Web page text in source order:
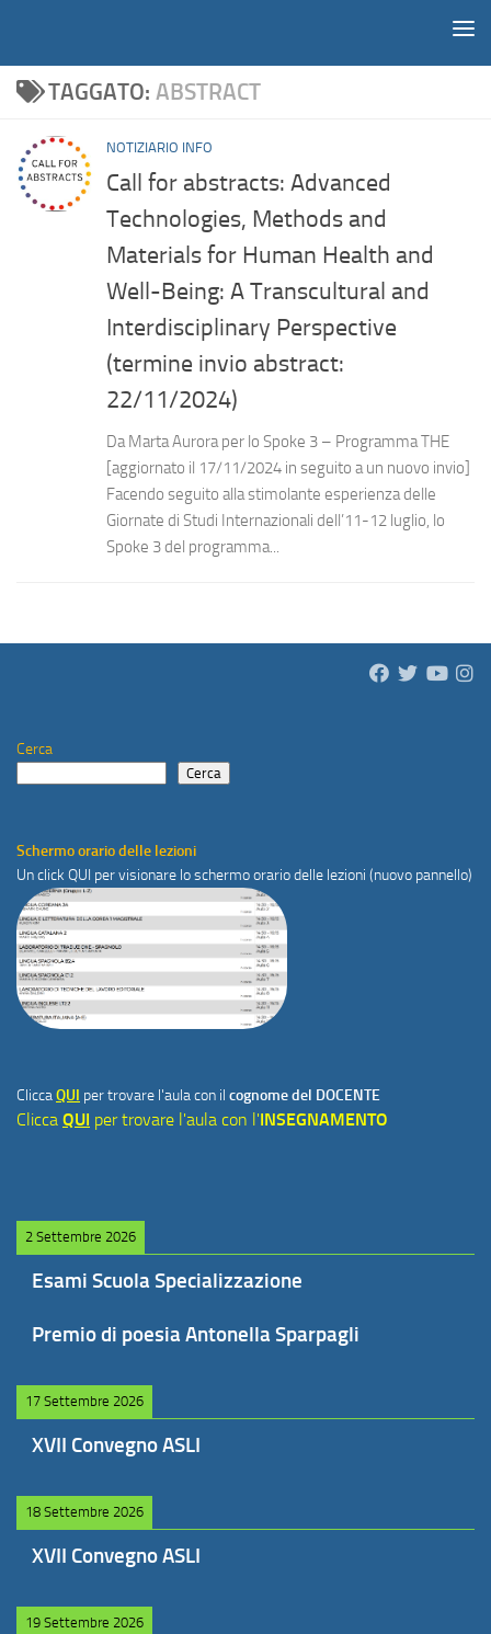
TAGGATO: ABSTRACT
NOTIZIARIO INFO
Call for abstracts: Advanced
Technologies, Methods and
Materials for Human Health and
Well-Being: A Transcultural and
Interdisciplinary Perspective
(termine invio abstract:
22/11/2024)
Da Marta Aurora per lo Spoke 3 – Programma THE
[aggiornato il 17/11/2024 in seguito a un nuovo invio]
Facendo seguito alla stimolante esperienza delle
Giornate di Studi Internazionali dell’11-12 luglio, lo
Spoke 3 del programma...
Cerca
Cerca
Schermo orario delle lezioni
Un click QUI per visionare lo schermo orario delle lezioni (nuovo pannello)
CliccaQUI per trovare l'aula con il cognome del DOCENTE
Clicca QUI per trovare l'aula con l'INSEGNAMENTO
2 Settembre 2026
Esami Scuola Specializzazione
Premio di poesia Antonella Sparpagli
17 Settembre 2026
XVII Convegno ASLI
18 Settembre 2026
XVII Convegno ASLI
19 Settembre 2026